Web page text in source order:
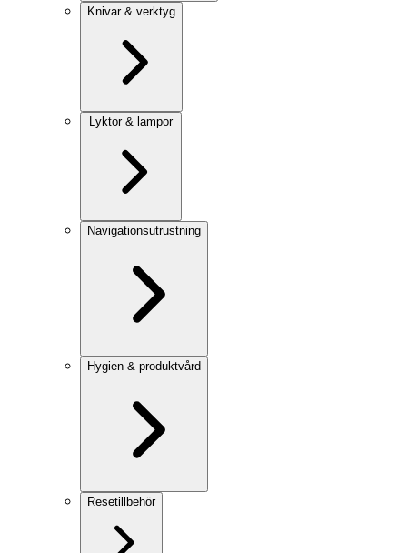
Knivar & verktyg
Lyktor & lampor
Navigationsutrustning
Hygien & produktvård
Resetillbehör